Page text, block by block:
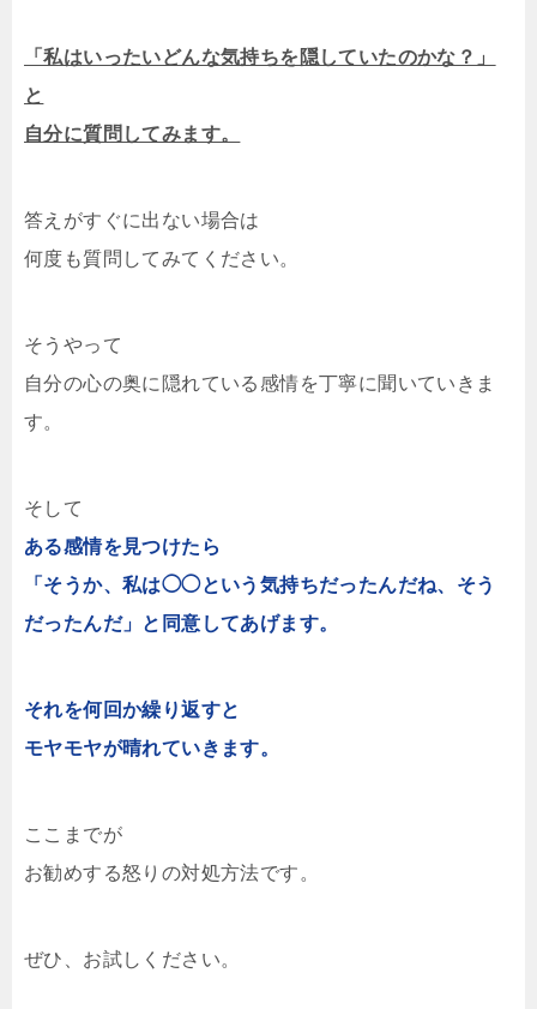
「私はいったいどんな気持ちを隠していたのかな？」
と
自分に質問してみます。
答えがすぐに出ない場合は
何度も質問してみてください。
そうやって
自分の心の奥に隠れている感情を丁寧に聞いていきま
す。
そして
ある感情を見つけたら
「そうか、私は◯◯という気持ちだったんだね、そう
だったんだ」と同意してあげます。
それを何回か繰り返すと
モヤモヤが晴れていきます。
ここまでが
お勧めする怒りの対処方法です。
ぜひ、お試しください。